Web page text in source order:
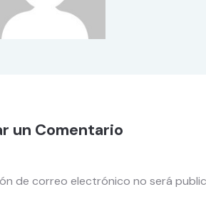
un Comentario
de correo electrónico no será